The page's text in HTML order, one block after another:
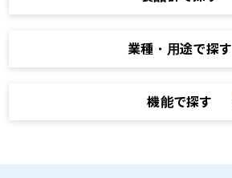
業種・用途で探す
機能で探す